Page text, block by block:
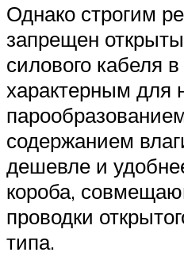
Однако строгим
запрещен
силового кабеля
характерным для
содержанием
дешевле и
короба,
проводки
типа.